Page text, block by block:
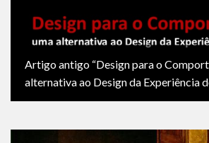
Artigo antigo “Design para o
alternativa ao Design da Experiência